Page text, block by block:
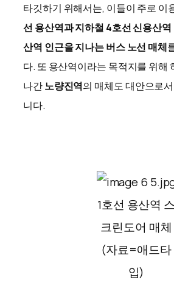
타깃하기 위해서는, 이들이 주로 이
선 용산역과 지하철 4호선 신용산역
산역 인근을 지나는 버스 노선 매체
다. 또 용산역이라는 목적지를 위해
나간노량진역의 매체도 대안으로
니다.
1호선 용산역 스
크린도어 매체
(자료=애드타
입)